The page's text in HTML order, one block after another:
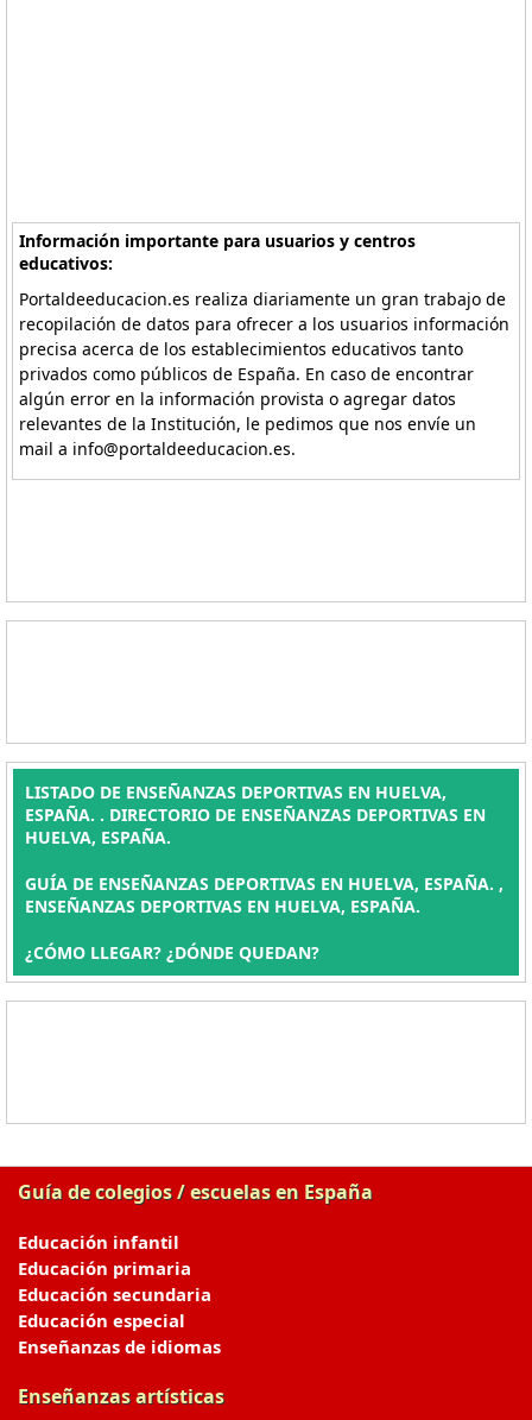
Información importante para usuarios y centros
educativos:
Portaldeeducacion.es realiza diariamente un gran trabajo de
recopilación de datos para ofrecer a los usuarios información
precisa acerca de los establecimientos educativos tanto
privados como públicos de España. En caso de encontrar
algún error en la información provista o agregar datos
relevantes de la Institución, le pedimos que nos envíe un
mail a info@portaldeeducacion.es.
LISTADO DE ENSEÑANZAS DEPORTIVAS EN HUELVA,
ESPAÑA. . DIRECTORIO DE ENSEÑANZAS DEPORTIVAS EN
HUELVA, ESPAÑA.
GUÍA DE ENSEÑANZAS DEPORTIVAS EN HUELVA, ESPAÑA. ,
ENSEÑANZAS DEPORTIVAS EN HUELVA, ESPAÑA.
¿CÓMO LLEGAR? ¿DÓNDE QUEDAN?
Guía de colegios / escuelas en España
Educación infantil
Educación primaria
Educación secundaria
Educación especial
Enseñanzas de idiomas
Enseñanzas artísticas